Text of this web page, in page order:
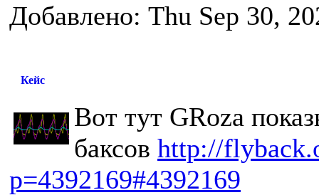
Добавлено: Thu Sep 30,
Кейс
Вот тут GRoza
баксов http://
p=4392169#4392169